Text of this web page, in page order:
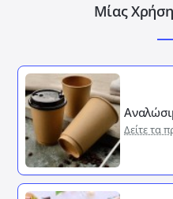
Μίας
Δείτε τα